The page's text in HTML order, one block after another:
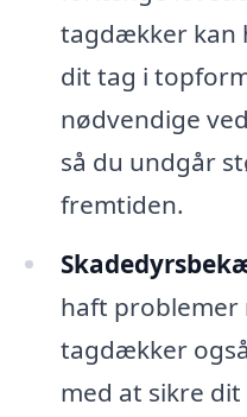
tagdækker kan
dit tag i
nødvendige
så du undgår
fremtiden.
haft problemer
tagdækker
med at sikre